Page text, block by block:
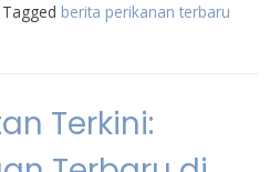
Tagged berita perikanan terbaru
Terkini: